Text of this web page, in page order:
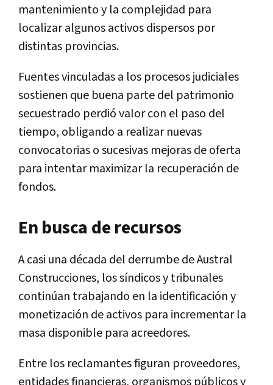
mantenimiento y la complejidad para
localizar algunos activos dispersos por
distintas provincias.
Fuentes vinculadas a los procesos judiciales
sostienen que buena parte del patrimonio
secuestrado perdió valor con el paso del
tiempo, obligando a realizar nuevas
convocatorias o sucesivas mejoras de oferta
para intentar maximizar la recuperación de
fondos.
En busca de recursos
A casi una década del derrumbe de Austral
Construcciones, los síndicos y tribunales
continúan trabajando en la identificación y
monetización de activos para incrementar la
masa disponible para acreedores.
Entre los reclamantes figuran proveedores,